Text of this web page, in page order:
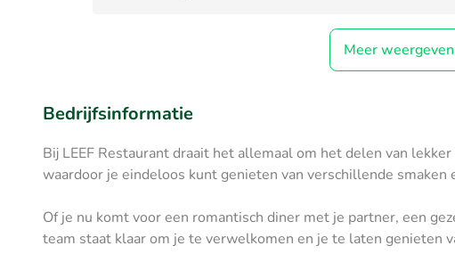
Meer weergeven
Bedrijfsinformatie
Bij LEEF Restaurant draait het allemaal om het delen van
waardoor je eindeloos kunt genieten van verschillende smaken
Of je nu komt voor een romantisch diner met je partner, een
team staat klaar om je te verwelkomen en je te laten genieten